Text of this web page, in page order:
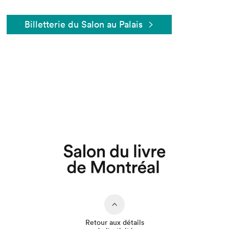
Billetterie du Salon au Palais
Retour aux détails